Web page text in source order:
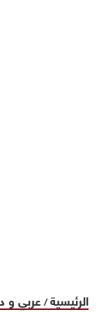
الرئيسية/ عربي و